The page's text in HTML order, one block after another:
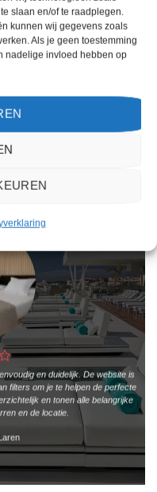
slaan en/of te raadplegen.
kunnen wij gegevens zoals
Als je geen toestemming
nadelige invloed hebben op
4uit 5
Riu Concordia is een 4 sterren
in Playa de Palma. U
boekt deze reis direct bij onze
partner TUI. Nu vanaf EUR 823.00
PRIJZEN EN BOEKEN
ZEGGEN
en duidelijk. De website is
filters om je te helpen de perfecte
en tonen alle belangrijke
en de locatie.